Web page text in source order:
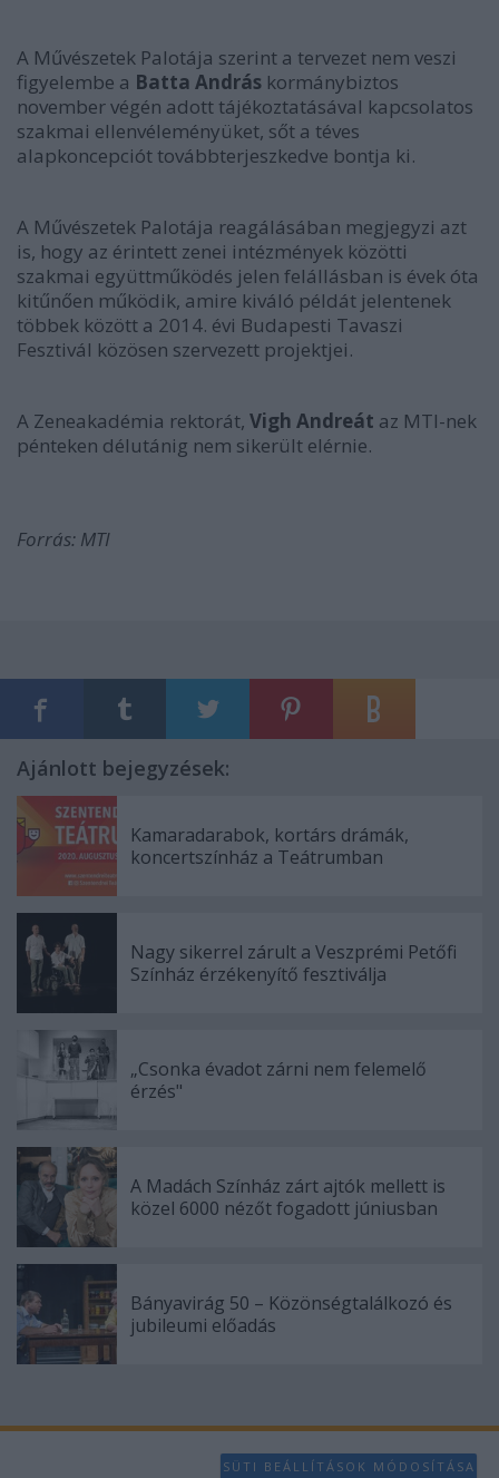
A Művészetek Palotája szerint a tervezet nem veszi
figyelembe a Batta András kormánybiztos
november végén adott tájékoztatásával kapcsolatos
szakmai ellenvéleményüket, sőt a téves
alapkoncepciót továbbterjeszkedve bontja ki.
A Művészetek Palotája reagálásában megjegyzi azt
is, hogy az érintett zenei intézmények közötti
szakmai együttműködés jelen felállásban is évek óta
kitűnően működik, amire kiváló példát jelentenek
többek között a 2014. évi Budapesti Tavaszi
Fesztivál közösen szervezett projektjei.
A Zeneakadémia rektorát, Vigh Andreát az MTI-nek
pénteken délutánig nem sikerült elérnie.
Forrás: MTI
Ajánlott bejegyzések:
Kamaradarabok, kortárs drámák,
koncertszínház a Teátrumban
Nagy sikerrel zárult a Veszprémi Petőfi
Színház érzékenyítő fesztiválja
„Csonka évadot zárni nem felemelő
érzés"
A Madách Színház zárt ajtók mellett is
közel 6000 nézőt fogadott júniusban
Bányavirág 50 – Közönségtalálkozó és
jubileumi előadás
SÜTI BEÁLLÍTÁSOK MÓDOSÍTÁSA